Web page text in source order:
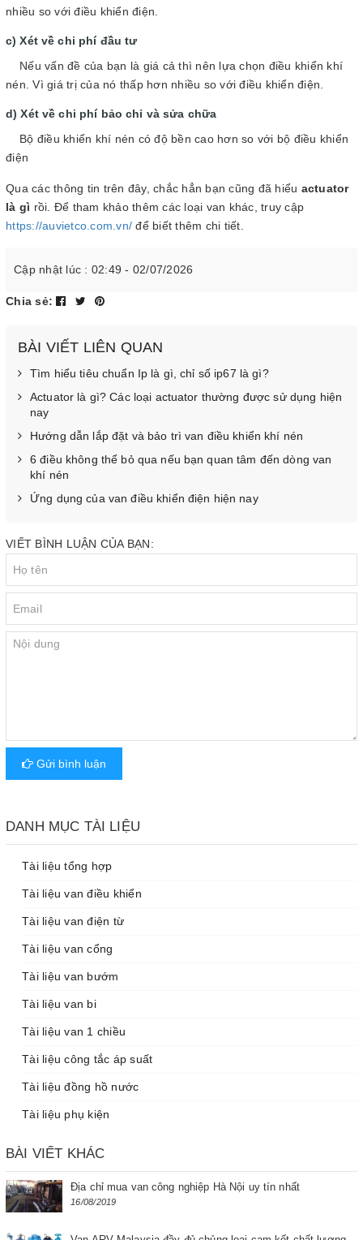
nhiều so với điều khiển điện.
Xét về chi phí đầu tư
Nếu vấn đề của bạn là giá cả thì nên lựa chọn điều khiển khí
nén. Vì giá trị của nó thấp hơn nhiều so với điều khiển điện.
Xét về chi phí bảo chỉ và sửa chữa
Bộ điều khiển khí nén có độ bền cao hơn so với bộ điều khiển
điện
Qua các thông tin trên đây, chắc hẳn bạn cũng đã hiểu actuator
là gì rồi. Để tham khảo thêm các loại van khác, truy cập
https://auvietco.com.vn/ để biết thêm chi tiết.
Cập nhật lúc : 02:49 - 02/07/2026
Chia sẻ:
BÀI VIẾT LIÊN QUAN
Tìm hiểu tiêu chuẩn Ip là gì, chỉ số ip67 là gì?
Actuator là gì? Các loại actuator thường được sử dụng hiện
nay
Hướng dẫn lắp đặt và bảo trì van điều khiển khí nén
6 điều không thể bỏ qua nếu bạn quan tâm đến dòng van
khí nén
Ứng dụng của van điều khiển điện hiện nay
VIẾT BÌNH LUẬN CỦA BẠN:
Gửi bình luận
DANH MỤC TÀI LIỆU
Tài liệu tổng hợp
Tài liệu van điều khiển
Tài liệu van điện từ
Tài liệu van cổng
Tài liệu van bướm
Tài liệu van bi
Tài liệu van 1 chiều
Tài liệu công tắc áp suất
Tài liệu đồng hồ nước
Tài liệu phụ kiện
BÀI VIẾT KHÁC
Địa chỉ mua van công nghiệp Hà Nội uy tín nhất
16/08/2019